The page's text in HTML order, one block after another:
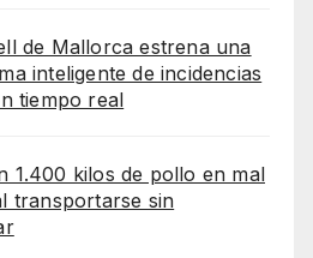
de Mallorca estrena una
inteligente de incidencias
tiempo real
1.400 kilos de pollo en mal
transportarse sin